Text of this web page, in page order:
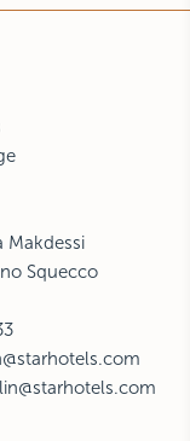
Makdessi
Squecco